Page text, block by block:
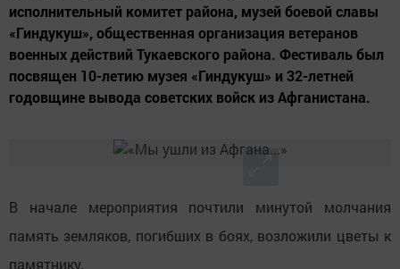
исполнительный комитет района, музей боевой славы
«Гиндукуш», общественная организация ветеранов
военных действий Тукаевского района. Фестиваль был
посвящен 10-летию музея «Гиндукуш» и 32-летней
годовщине вывода советских войск из Афганистана.
В начале мероприятия почтили минутой молчания
память земляков, погибших в боях, возложили цветы к
памятнику.